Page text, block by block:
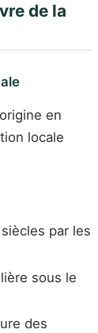
de la
en
locale
par les
sous le
des